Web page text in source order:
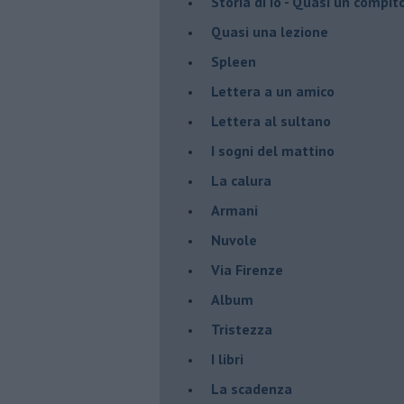
Quasi una lezione
Spleen
Lettera a un amico
Lettera al sultano
I sogni del mattino
La calura
Armani
Nuvole
Via Firenze
Album
Tristezza
I libri
La scadenza